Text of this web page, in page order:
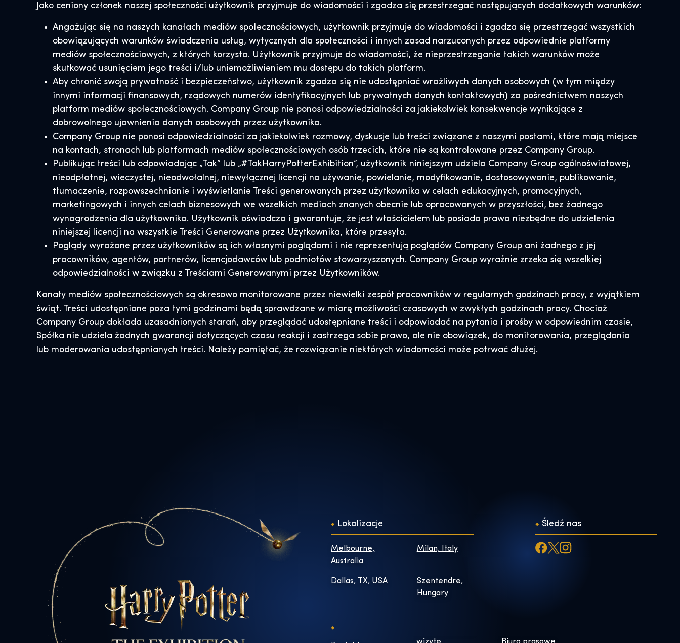
Jako ceniony członek naszej społeczności użytkownik przyjmuje do wiadomości i zgadza się przestrzegać następujących dodatkowych warunków:
Angażując się na naszych kanałach mediów społecznościowych, użytkownik przyjmuje do wiadomości i zgadza się przestrzegać wszystkich
obowiązujących warunków świadczenia usług, wytycznych dla społeczności i innych zasad narzuconych przez odpowiednie platformy
mediów społecznościowych, z których korzysta. Użytkownik przyjmuje do wiadomości, że nieprzestrzeganie takich warunków może
skutkować usunięciem jego treści i/lub uniemożliwieniem mu dostępu do takich platform.
Aby chronić swoją prywatność i bezpieczeństwo, użytkownik zgadza się nie udostępniać wrażliwych danych osobowych (w tym między
innymi informacji finansowych, rządowych numerów identyfikacyjnych lub prywatnych danych kontaktowych) za pośrednictwem naszych
platform mediów społecznościowych. Company Group nie ponosi odpowiedzialności za jakiekolwiek konsekwencje wynikające z
dobrowolnego ujawnienia danych osobowych przez użytkownika.
Company Group nie ponosi odpowiedzialności za jakiekolwiek rozmowy, dyskusje lub treści związane z naszymi postami, które mają miejsce
na kontach, stronach lub platformach mediów społecznościowych osób trzecich, które nie są kontrolowane przez Company Group.
Publikując treści lub odpowiadając „Tak” lub „#TakHarryPotterExhibition”, użytkownik niniejszym udziela Company Group ogólnoświatowej,
nieodpłatnej, wieczystej, nieodwołalnej, niewyłącznej licencji na używanie, powielanie, modyfikowanie, dostosowywanie, publikowanie,
tłumaczenie, rozpowszechnianie i wyświetlanie Treści generowanych przez użytkownika w celach edukacyjnych, promocyjnych,
marketingowych i innych celach biznesowych we wszelkich mediach znanych obecnie lub opracowanych w przyszłości, bez żadnego
wynagrodzenia dla użytkownika. Użytkownik oświadcza i gwarantuje, że jest właścicielem lub posiada prawa niezbędne do udzielenia
niniejszej licencji na wszystkie Treści Generowane przez Użytkownika, które przesyła.
Poglądy wyrażane przez użytkowników są ich własnymi poglądami i nie reprezentują poglądów Company Group ani żadnego z jej
pracowników, agentów, partnerów, licencjodawców lub podmiotów stowarzyszonych. Company Group wyraźnie zrzeka się wszelkiej
odpowiedzialności w związku z Treściami Generowanymi przez Użytkowników.
Kanały mediów społecznościowych są okresowo monitorowane przez niewielki zespół pracowników w regularnych godzinach pracy, z wyjątkiem
świąt. Treści udostępniane poza tymi godzinami będą sprawdzane w miarę możliwości czasowych w zwykłych godzinach pracy. Chociaż
Company Group dokłada uzasadnionych starań, aby przeglądać udostępniane treści i odpowiadać na pytania i prośby w odpowiednim czasie,
Spółka nie udziela żadnych gwarancji dotyczących czasu reakcji i zastrzega sobie prawo, ale nie obowiązek, do monitorowania, przeglądania
lub moderowania udostępnianych treści. Należy pamiętać, że rozwiązanie niektórych wiadomości może potrwać dłużej.
Lokalizacje
Melbourne,
Australia
Milan, Italy
Dallas, TX, USA
Szentendre,
Hungary
Śledź nas